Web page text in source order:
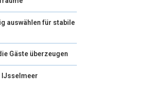
auswählen für stabile
Gäste überzeugen
IJsselmeer